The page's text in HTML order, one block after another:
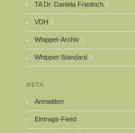
TA Dr. Daniela Friedrich 0
VDH 0
Whippet-Archiv 0
Whippet-Standard 0
META
Anmelden
Eintrags-Feed